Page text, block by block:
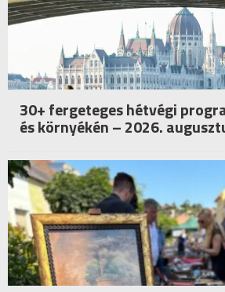
30+ fergeteges hétvégi
és környékén – 2026.